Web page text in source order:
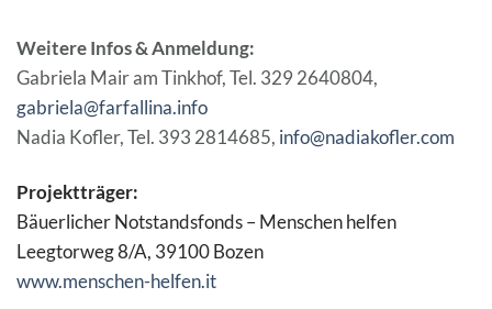
Weitere Infos & Anmeldung:
Gabriela Mair am Tinkhof, Tel. 329 2640804,
gabriela@farfallina.info
Nadia Kofler, Tel. 393 2814685, info@nadiakofler.com
Projektträger:
Bäuerlicher Notstandsfonds – Menschen helfen
Leegtorweg 8/A, 39100 Bozen
www.menschen-helfen.it